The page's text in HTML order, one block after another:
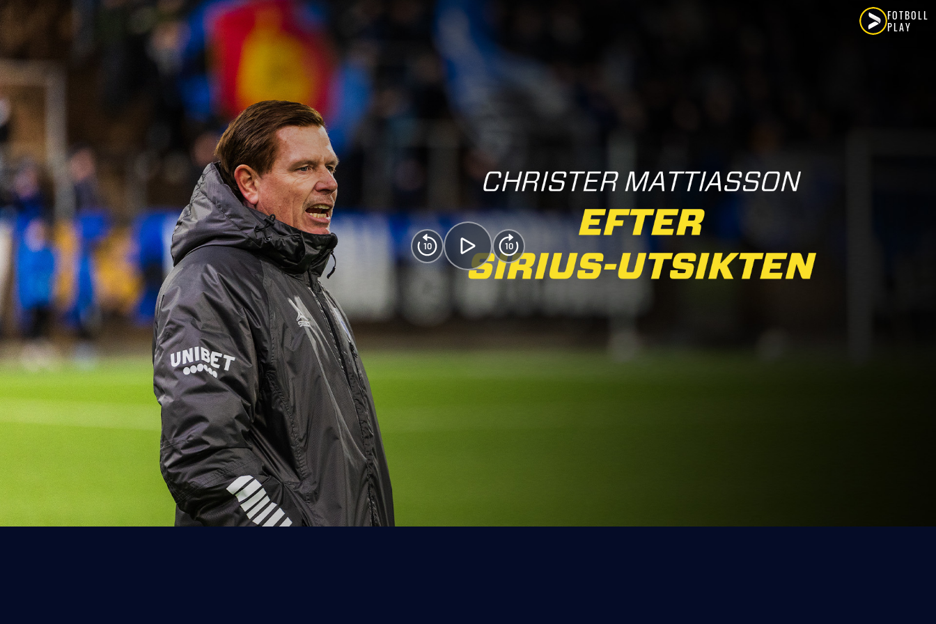
10 10
FOTBOLL
PLAY